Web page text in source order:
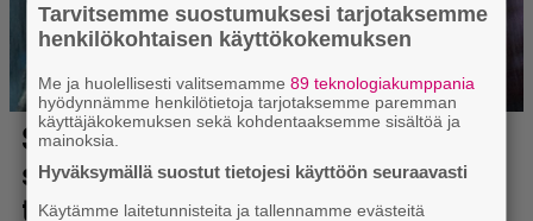
Tarvitsemme suostumuksesi tarjotaksemme
henkilökohtaisen käyttökokemuksen
Me ja huolellisesti valitsemamme89 teknologiakumppania
hyödynnämme henkilötietoja tarjotaksemme paremman
käyttäjäkokemuksen sekä kohdentaaksemme sisältöä ja
mainoksia.
Hyväksymällä suostut tietojesi käyttöön seuraavasti
Käytämme laitetunnisteita ja tallennamme evästeitä